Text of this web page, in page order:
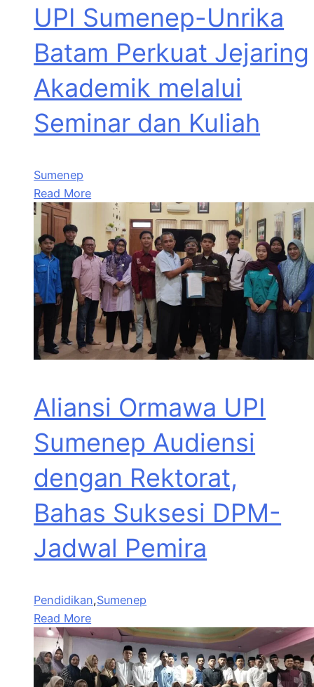
UPI Sumenep-Unrika
Batam Perkuat Jejaring
Akademik melalui
Seminar dan Kuliah
Sumenep
Read More
Aliansi Ormawa UPI
Sumenep Audiensi
dengan Rektorat,
Bahas Suksesi DPM-
Jadwal Pemira
Pendidikan,Sumenep
Read More